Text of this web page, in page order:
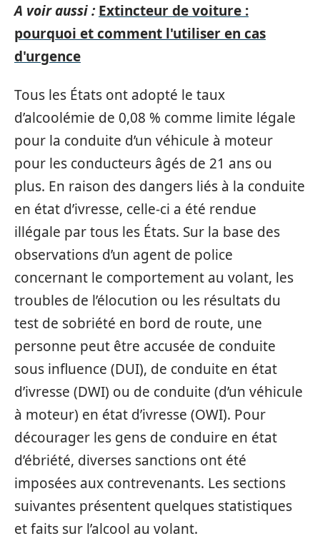
A voir aussi : Extincteur de voiture :
pourquoi et comment l'utiliser en cas
d'urgence
Tous les États ont adopté le taux
d’alcoolémie de 0,08 % comme limite légale
pour la conduite d’un véhicule à moteur
pour les conducteurs âgés de 21 ans ou
plus. En raison des dangers liés à la conduite
en état d’ivresse, celle-ci a été rendue
illégale par tous les États. Sur la base des
observations d’un agent de police
concernant le comportement au volant, les
troubles de l’élocution ou les résultats du
test de sobriété en bord de route, une
personne peut être accusée de conduite
sous influence (DUI), de conduite en état
d’ivresse (DWI) ou de conduite (d’un véhicule
à moteur) en état d’ivresse (OWI). Pour
décourager les gens de conduire en état
d’ébriété, diverses sanctions ont été
imposées aux contrevenants. Les sections
suivantes présentent quelques statistiques
et faits sur l’alcool au volant.